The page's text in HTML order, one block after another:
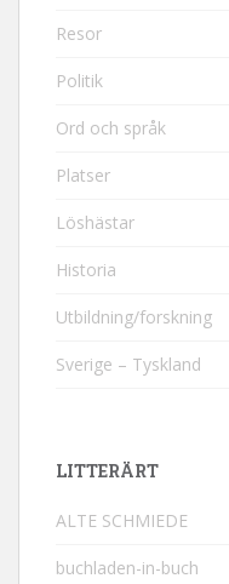
Resor
Politik
Ord och språk
Platser
Löshästar
Historia
Utbildning/forskning
Sverige – Tyskland
LITTERÄRT
ALTE SCHMIEDE
buchladen-in-buch